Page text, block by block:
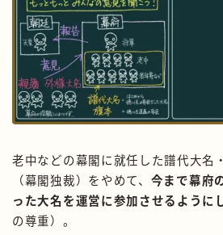
老中などの幕閣に就任した譜代大名
（幕閣独裁）をやめて、 今まで幕府
った大名を運営に参加させるように
の尊重）。